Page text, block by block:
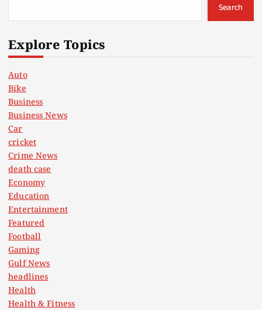
Search
Explore Topics
Auto
Bike
Business
Business News
Car
cricket
Crime News
death case
Economy
Education
Entertainment
Featured
Football
Gaming
Gulf News
headlines
Health
Health & Fitness